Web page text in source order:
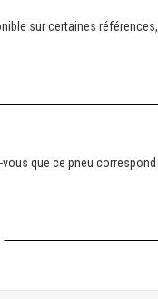
sur certaines références,
que ce pneu correspond